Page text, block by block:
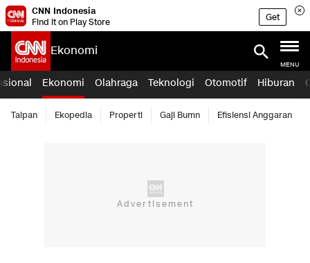
CNN Indonesia
Find it on Play Store
Get
Ekonomi
MENU
Ekonomi Olahraga Teknologi Otomotif Hiburan
Taipan Ekopedia Properti Gaji Bumn Efisiensi Anggaran